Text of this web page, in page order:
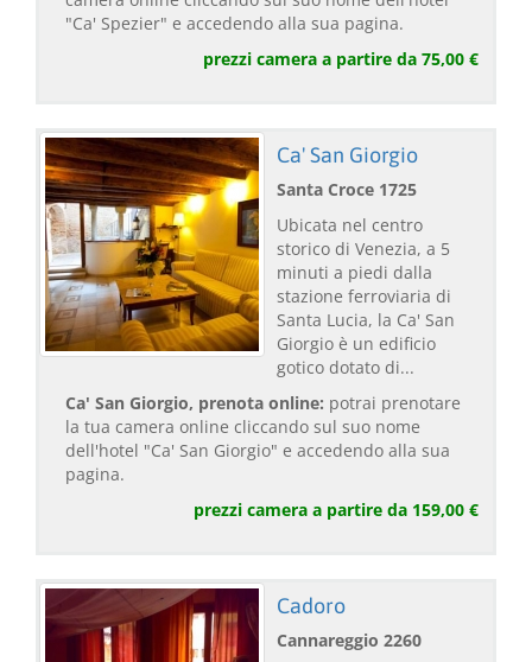
"Ca' Spezier" e accedendo alla sua pagina.
prezzi camera a partire da 75,00 €
Ca' San Giorgio
Santa Croce 1725
Ubicata nel centro
storico di Venezia, a 5
minuti a piedi dalla
stazione ferroviaria di
Santa Lucia, la Ca' San
Giorgio è un edificio
gotico dotato di...
Ca' San Giorgio, prenota online: potrai prenotare
la tua camera online cliccando sul suo nome
dell'hotel "Ca' San Giorgio" e accedendo alla sua
pagina.
prezzi camera a partire da 159,00 €
Cadoro
Cannareggio 2260